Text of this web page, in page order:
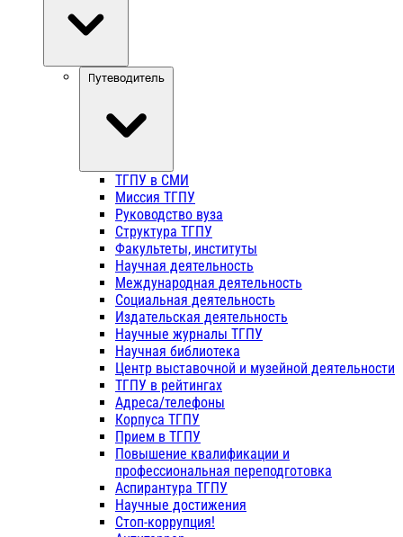
Путеводитель
ТГПУ в СМИ
Миссия ТГПУ
Руководство вуза
Структура ТГПУ
Факультеты, институты
Научная деятельность
Международная деятельность
Социальная деятельность
Издательская деятельность
Научные журналы ТГПУ
Научная библиотека
Центр выставочной и музейной деятельности
ТГПУ в рейтингах
Адреса/телефоны
Корпуса ТГПУ
Прием в ТГПУ
Повышение квалификации и
профессиональная переподготовка
Аспирантура ТГПУ
Научные достижения
Стоп-коррупция!